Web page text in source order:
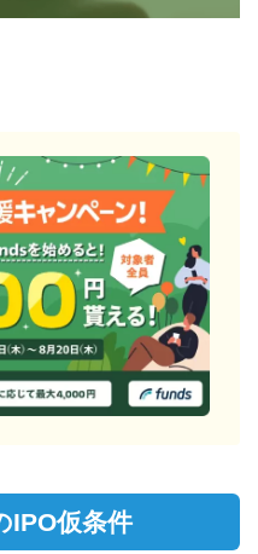
IPO仮条件